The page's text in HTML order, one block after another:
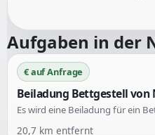
Aufgaben in der
€ auf Anfrage
Beiladung Bettgestell von
20,7 km entfernt